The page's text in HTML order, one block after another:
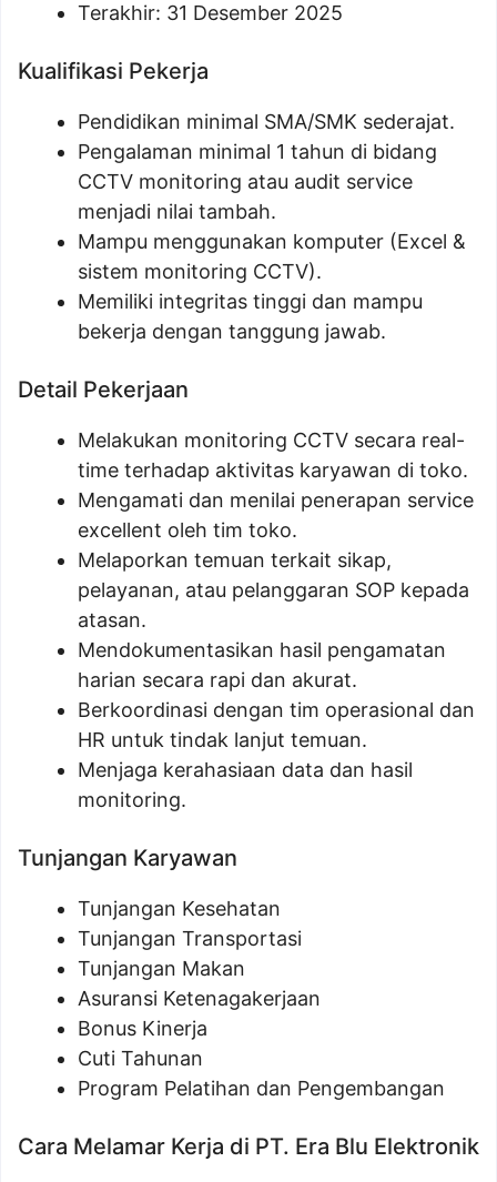
Terakhir: 31 Desember 2025
Kualifikasi Pekerja
Pendidikan minimal SMA/SMK sederajat.
Pengalaman minimal 1 tahun di bidang
CCTV monitoring atau audit service
menjadi nilai tambah.
Mampu menggunakan komputer (Excel &
sistem monitoring CCTV).
Memiliki integritas tinggi dan mampu
bekerja dengan tanggung jawab.
Detail Pekerjaan
Melakukan monitoring CCTV secara real-
time terhadap aktivitas karyawan di toko.
Mengamati dan menilai penerapan service
excellent oleh tim toko.
Melaporkan temuan terkait sikap,
pelayanan, atau pelanggaran SOP kepada
atasan.
Mendokumentasikan hasil pengamatan
harian secara rapi dan akurat.
Berkoordinasi dengan tim operasional dan
HR untuk tindak lanjut temuan.
Menjaga kerahasiaan data dan hasil
monitoring.
Tunjangan Karyawan
Tunjangan Kesehatan
Tunjangan Transportasi
Tunjangan Makan
Asuransi Ketenagakerjaan
Bonus Kinerja
Cuti Tahunan
Program Pelatihan dan Pengembangan
Cara Melamar Kerja di PT. Era Blu Elektronik